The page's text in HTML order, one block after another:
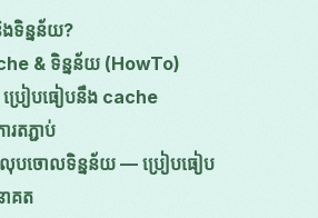
ទិន្នន័យ?
& ទិន្នន័យ (HowTo)
រៀបធៀបនឹង cache
តភ្ជាប់
បចោលទិន្នន័យ — ប្រៀបធៀប
ាគត